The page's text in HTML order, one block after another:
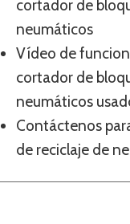
cortador de
neumáticos
Vídeo de
cortador de
neumáticos
Contáctenos
de reciclaje de